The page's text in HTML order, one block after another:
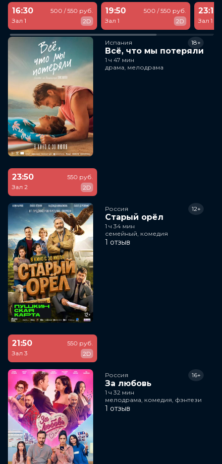
16:30
Зал 1
500 / 550 руб.
2D
19:50
Зал 1
500 / 550 руб.
2D
23:10
Зал 1
Испания
Всё, что мы потеряли
18+
1 ч 47 мин
драма, мелодрама
23:50
Зал 2
550 руб.
2D
Россия
Старый орёл
12+
1 ч 34 мин
семейный, комедия
1 отзыв
21:50
Зал 3
550 руб.
2D
Россия
За любовь
16+
1 ч 32 мин
мелодрама, комедия, фэнтези
1 отзыв